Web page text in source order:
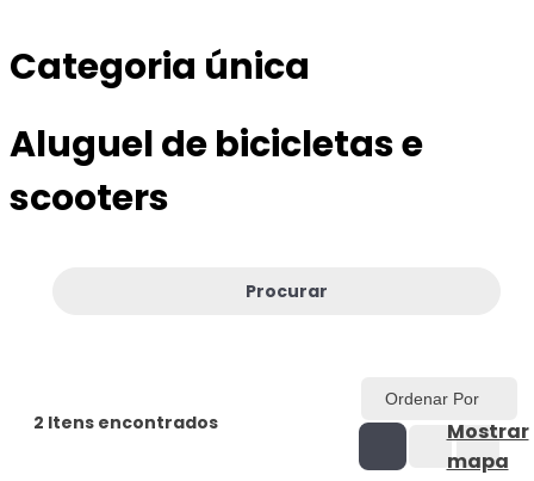
Categoria única
Aluguel de bicicletas e
scooters
Procurar
2 Itens encontrados
Ordenar Por
Mostrar
mapa